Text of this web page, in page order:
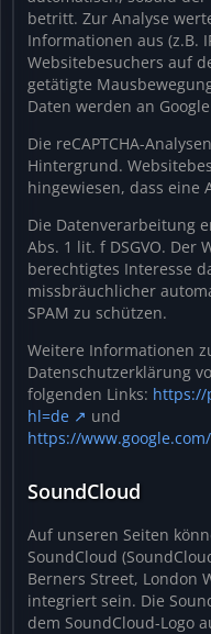
betritt. Zur Analyse
Informationen aus (z.B.
Websitebesuchers auf
getätigte
Daten werden an
Die reCAPTCHA-
Hintergrund.
hingewiesen, dass eine
Die Datenverarbeitung
Abs. 1 lit. f DSGVO. Der
berechtigtes Interesse
missbräuchlicher
SPAM zu schützen.
Weitere Informationen
Datenschutzerklärung
folgenden Links: https://
hl=de
und
https://
SoundCloud
Auf unseren Seiten
SoundCloud
Berners Street, London
integriert sein. Die
dem SoundCloud-Logo